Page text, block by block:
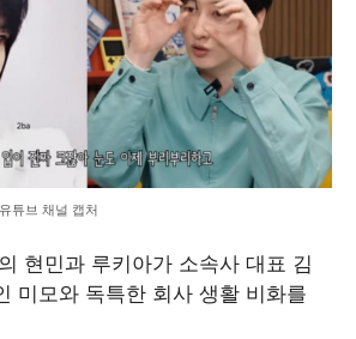
튜브 채널 캡처
현민과 루키아가 소속사 대표 김
미모와 독특한 회사 생활 비화를